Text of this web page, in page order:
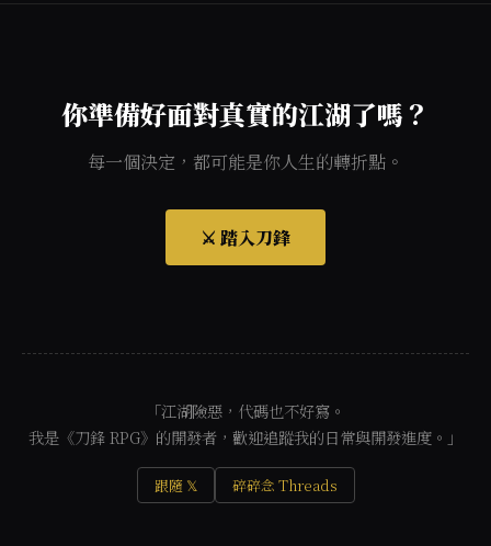
你準備好面對真實的江湖了嗎？
每一個決定，都可能是你人生的轉折點。
⚔️ 踏入刀鋒
「江湖險惡，代碼也不好寫。
我是《刀鋒 RPG》的開發者，歡迎追蹤我的日常與開發進度。」
跟隨 𝕏 碎碎念 Threads